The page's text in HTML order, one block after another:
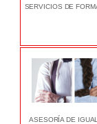
SERVICIOS DE
ASESORÍA DE